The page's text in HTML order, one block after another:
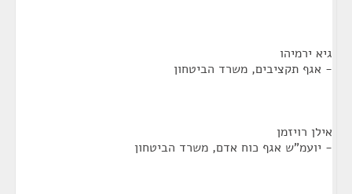
גיא ירמיהו
- אגף תקציבים, משרד הביטחון
אילן רויזמן
- יועמ"ש אגף כוח אדם, משרד הביטחון